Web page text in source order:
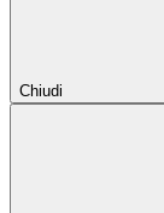
Chiudi